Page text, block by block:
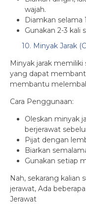
wajah.
Diamkan selama
Gunakan 2-3 kali
10. Minyak Jarak
Minyak jarak
yang dapat
membantu
Cara Penggunaan:
Oleskan minyak
berjerawat
Pijat dengan
Biarkan
Gunakan setiap
Nah, sekarang kalian
jerawat, Ada
Jerawat